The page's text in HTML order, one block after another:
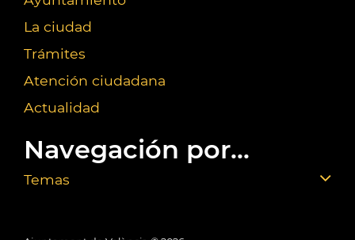
La ciudad
Trámites
Atención ciudadana
Actualidad
Navegación por...
Temas